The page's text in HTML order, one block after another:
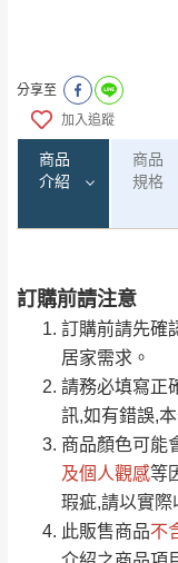
分享至
加入追蹤
商品
介紹
商品
規格
訂購前請注意
訂購前請先確
居家需求。
請務必填寫正
訊,如有錯誤,
商品顏色可能
及個人觀感等
瑕疵,請以實際
此販售商品不
運送地區
桃園
注意事項：
由於品項
要購買商
Line客服
「金額」
若商品價格
單。部分網路
見諒！
0/5 (0)筆
全部 依
依評論低至高
只顯示附上評論